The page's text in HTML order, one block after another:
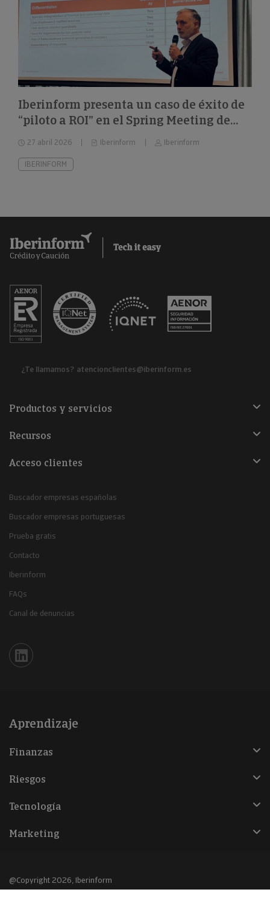
Iberinform presenta un caso de éxito de
“piloto a ROI” en el Spring Meeting de
FEBIS
27 abril 2026 Iberinform Iberinform
IBERINFORM
¿Te llamamos? atencionclientes@iberinform.es
Productos y servicios
Recursos
Acceso clientes
Buscador empresas españolas
Buscador empresas portuguesas
Prueba gratis
Contacto
Iberinform
FAQs
Canal de denuncias
Iberinform en Linkedin
Aprendizaje
Finanzas
Riesgos
Tecnología
Marketing
@Copyright 2026, Iberinform